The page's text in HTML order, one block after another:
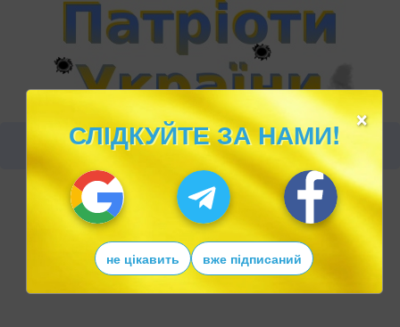
×
СЛІДКУЙТЕ ЗА НАМИ!
не цікавить вже підписаний